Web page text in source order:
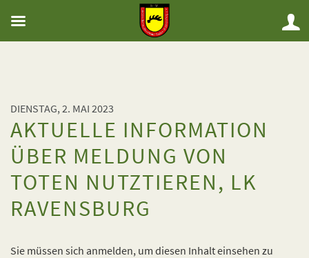
DIENSTAG, 2. MAI 2023
AKTUELLE INFORMATION
ÜBER MELDUNG VON
TOTEN NUTZTIEREN, LK
RAVENSBURG
Sie müssen sich anmelden, um diesen Inhalt einsehen zu